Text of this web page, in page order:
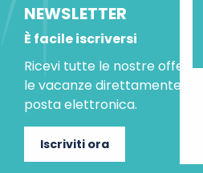
NEWSLETTER
È facile iscriversi
Ricevi tutte le nostre
le vacanze direttamente
posta elettronica.
Iscriviti ora